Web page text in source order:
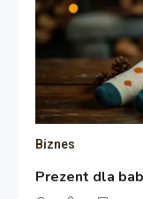
Biznes
Prezent dla